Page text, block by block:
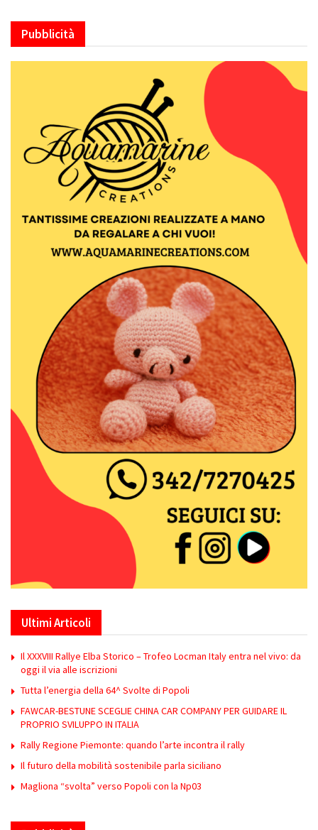
Pubblicità
Ultimi Articoli
Il XXXVIII Rallye Elba Storico – Trofeo Locman Italy entra nel vivo: da
oggi il via alle iscrizioni
Tutta l’energia della 64^ Svolte di Popoli
FAWCAR-BESTUNE SCEGLIE CHINA CAR COMPANY PER GUIDARE IL
PROPRIO SVILUPPO IN ITALIA
Rally Regione Piemonte: quando l’arte incontra il rally
Il futuro della mobilità sostenibile parla siciliano
Magliona “svolta” verso Popoli con la Np03